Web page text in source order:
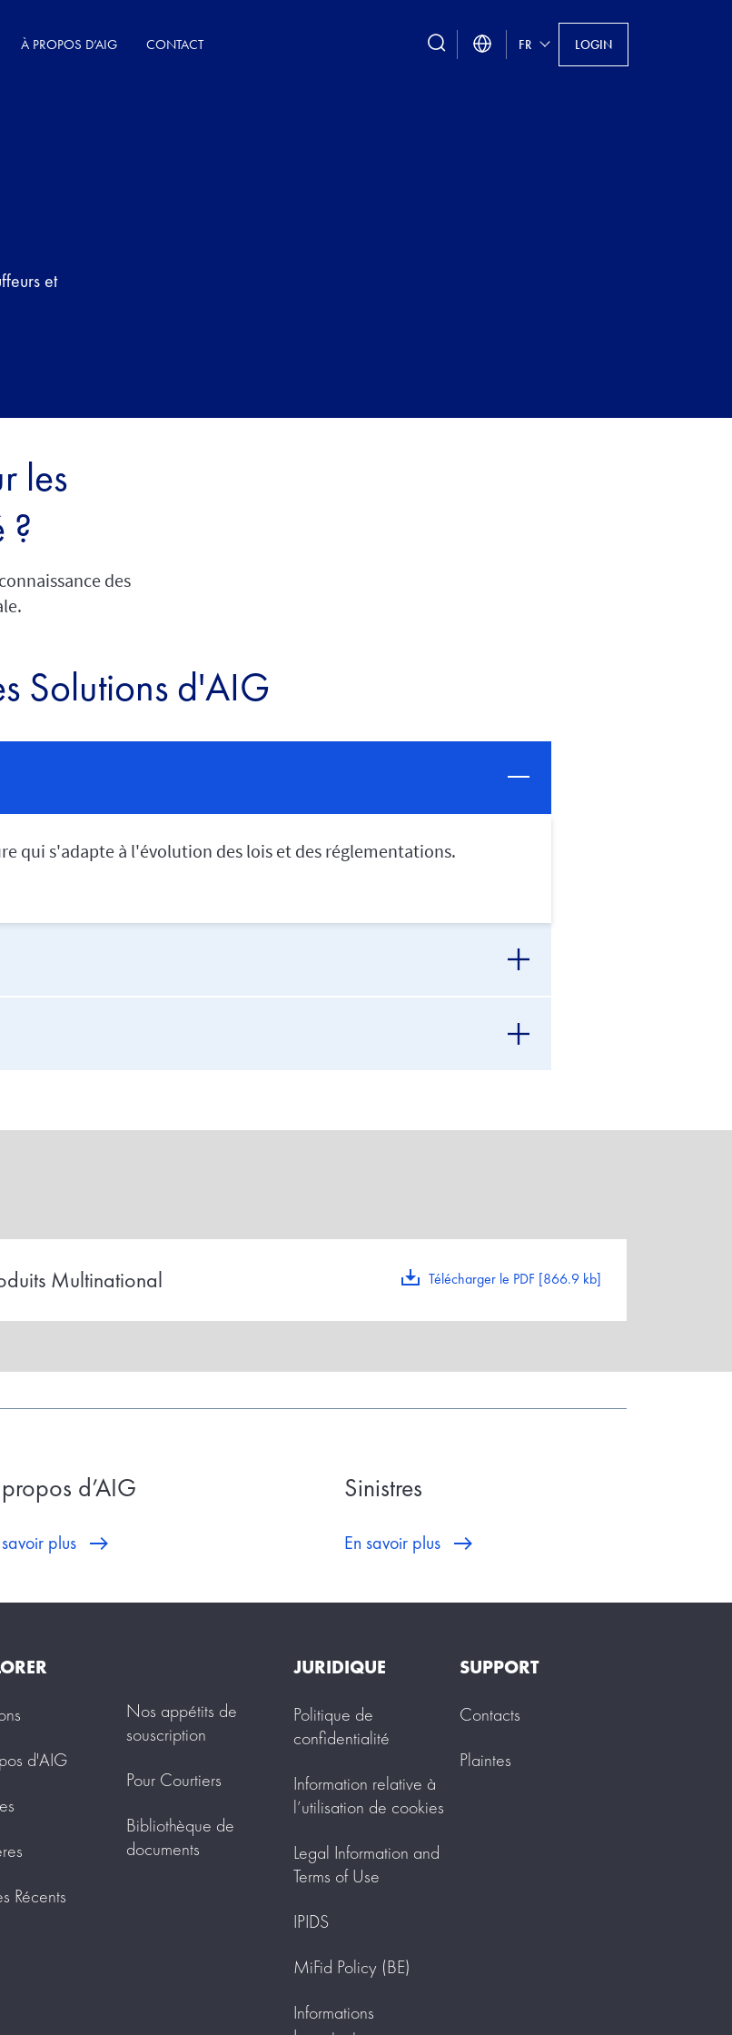
À PROPOS D’AIG CONTACT search FR LOGIN
et
les
?
des
Solutions d'AIG
qui s'adapte à l'évolution des lois et des réglementations.
Télécharger le PDF [866.9 kb]
Multinational
d’AIG
plus
Sinistres
En savoir plus
d'AIG
Récents
Nos appétits de
souscription
Pour Courtiers
Bibliothèque de
documents
JURIDIQUE
Politique de
confidentialité
Information relative à
l’utilisation de cookies
Legal Information and
Terms of Use
IPIDS
MiFid Policy (BE)
Informations
SUPPORT
Contacts
Plaintes